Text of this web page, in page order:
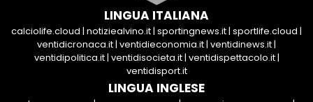
LINGUA ITALIANA
calciolife.cloud | notiziealvino.it| sportingnews.it| sportlife.cloud |
ventidicronaca.it| ventidieconomia.it| ventidinews.it|
ventidipolitica.it| ventidisocieta.it| ventidispettacolo.it|
ventidisport.it
LINGUA INGLESE